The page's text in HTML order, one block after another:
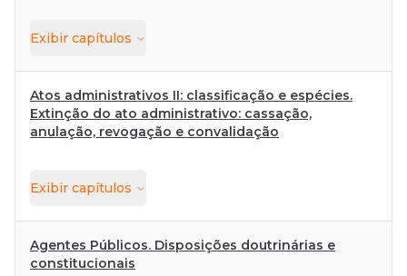
Exibir capítulos
Atos administrativos II: classificação e espécies.
Extinção do ato administrativo: cassação,
anulação, revogação e convalidação
Exibir capítulos
Agentes Públicos. Disposições doutrinárias e
constitucionais